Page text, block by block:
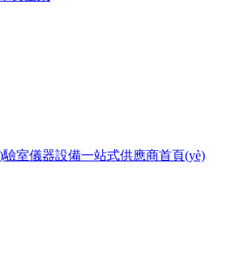
驗室儀器設備一站式供應商首頁(yè)